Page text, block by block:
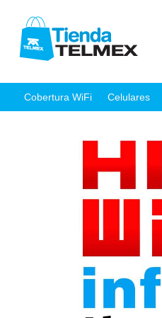
Cobertura WiFi Celulares